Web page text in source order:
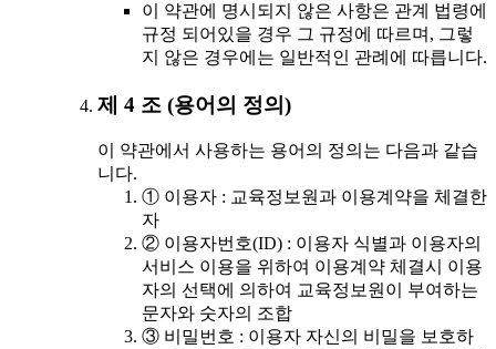
이 약관에 명시되지 않은 사항은 관계 법령에
규정 되어있을 경우 그 규정에 따르며, 그렇
지 않은 경우에는 일반적인 관례에 따릅니다.
제 4 조 (용어의 정의)
이 약관에서 사용하는 용어의 정의는 다음과 같습
니다.
① 이용자 : 교육정보원과 이용계약을 체결한
자
② 이용자번호(ID) : 이용자 식별과 이용자의
서비스 이용을 위하여 이용계약 체결시 이용
자의 선택에 의하여 교육정보원이 부여하는
문자와 숫자의 조합
③ 비밀번호 : 이용자 자신의 비밀을 보호하